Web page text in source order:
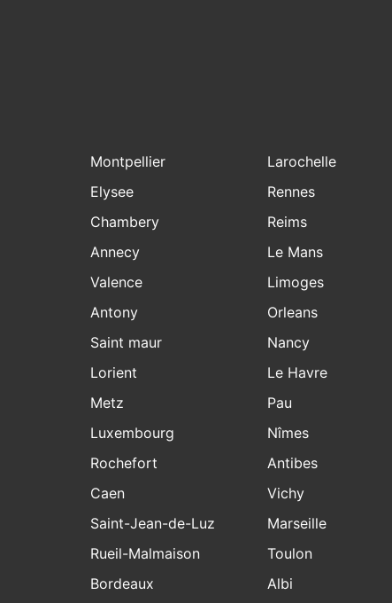
Montpellier
Elysee
Chambery
Annecy
Valence
Antony
Saint maur
Lorient
Metz
Luxembourg
Rochefort
Larochelle
Rennes
Reims
Le Mans
Limoges
Orleans
Nancy
Le Havre
Pau
Nîmes
Antibes
Caen
Saint-Jean-de-Luz
Rueil-Malmaison
Bordeaux
Vichy
Marseille
Toulon
Albi